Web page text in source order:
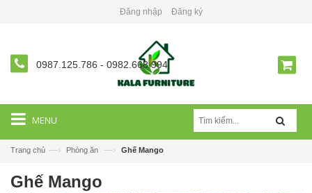
Đăng nhập Đăng ký
0987.125.786 - 0982.668.994
MENU
Trang chủ —› Phòng ăn —› Ghế Mango
Ghế Mango